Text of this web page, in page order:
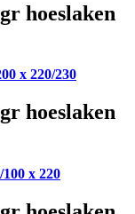
hoeslaken
x 220/230
hoeslaken
x 220